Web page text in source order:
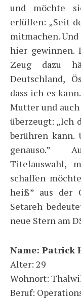
und möchte
erfüllen: „Seit
mitmachen.
hier gewinnen.
Zeug dazu
Deutschland,
dass ich es
Mutter und
überzeugt: „Ich
berühren kann.
genauso.”
Titelauswahl,
schaffen
heiß” aus der
Setareh
neue Stern am
Name: Patrick
Alter: 29
Wohnort:
Beruf: